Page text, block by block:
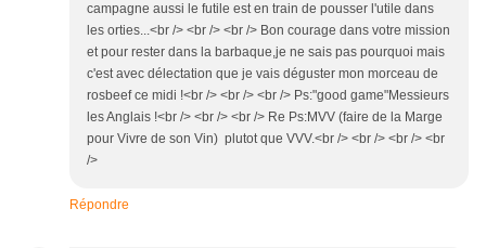
campagne aussi le futile est en train de pousser l'utile dans
les orties...<br /> <br /> <br /> Bon courage dans votre mission
et pour rester dans la barbaque,je ne sais pas pourquoi mais
c'est avec délectation que je vais déguster mon morceau de
rosbeef ce midi !<br /> <br /> <br /> Ps:"good game"Messieurs
les Anglais !<br /> <br /> <br /> Re Ps:MVV (faire de la Marge
pour Vivre de son Vin) plutot que VVV.<br /> <br /> <br /> <br
/>
Répondre